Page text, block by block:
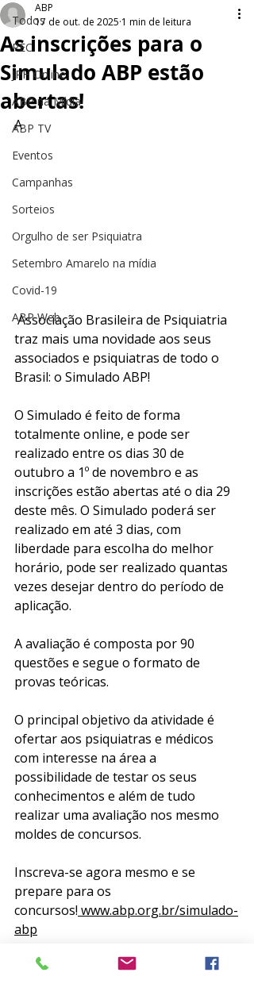
Todos
PEC
JPH Online
ABP na Mídia
ABP TV
Eventos
Campanhas
Sorteios
Orgulho de ser Psiquiatra
Setembro Amarelo na mídia
Covid-19
ABP Web
As inscrições para o
Simulado ABP estão
abertas!
ABP
17 de out. de 2025 1 min de leitura
A
Associação Brasileira de Psiquiatria
traz mais uma novidade aos seus
associados e psiquiatras de todo o
Brasil: o Simulado ABP!
O Simulado é feito de forma
totalmente online, e pode ser
realizado entre os dias 30 de
outubro a 1º de novembro e as
inscrições estão abertas até o dia 29
deste mês. O Simulado poderá ser
realizado em até 3 dias, com
liberdade para escolha do melhor
horário, pode ser realizado quantas
vezes desejar dentro do período de
aplicação.
A avaliação é composta por 90
questões e segue o formato de
provas teóricas.
O principal objetivo da atividade é
ofertar aos psiquiatras e médicos
com interesse na área a
possibilidade de testar os seus
conhecimentos e além de tudo
realizar uma avaliação nos mesmo
moldes de concursos.
Inscreva-se agora mesmo e se
prepare para os
concursos! www.abp.org.br/simulado-
abp
Observação: O Simulado tem por